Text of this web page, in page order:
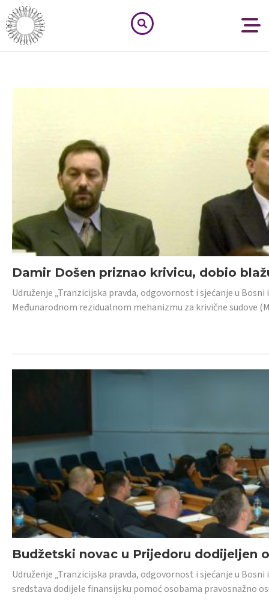
Damir Došen priznao krivicu, dobio
Udruženje „Tranzicijska pravda, odgovornost i sjećanje u
Međunarodnom rezidualnom mehanizmu za krivične sudove
Budžetski novac u Prijedoru dodijeljen
Udruženje „Tranzicijska pravda, odgovornost i sjećanje u
sredstava dodijele finansijsku pomoć osobama pravosnažno